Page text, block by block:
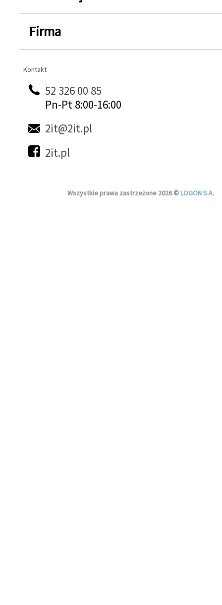
Firma
Kontakt
Kontakt
52 326 00 85
Pn-Pt 8:00-16:00
2it@2it.pl
2it.pl
Wszystkie prawa zastrzeżone 2026 ©LOGON S.A.